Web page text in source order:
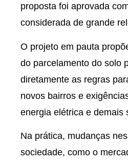
proposta foi aprovada
considerada de grande
O projeto em pauta
do parcelamento do solo
diretamente as regras
novos bairros e
energia elétrica e demais
Na prática, mudanças
sociedade, como o